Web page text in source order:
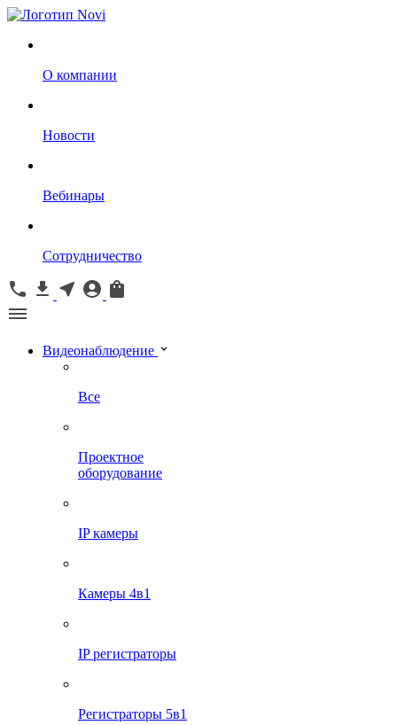
О компании
Новости
Вебинары
Сотрудничество
Видеонаблюдение
Все
Проектное
оборудование
IP камеры
Камеры 4в1
IP регистраторы
Регистраторы 5в1